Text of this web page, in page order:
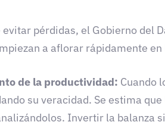
evitar pérdidas, el Gobierno del
a aflorar rápidamente
de la productividad: Cuando
su veracidad. Se estima
Invertir la balanza